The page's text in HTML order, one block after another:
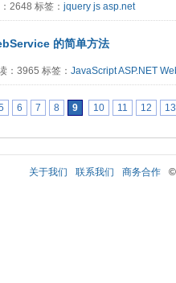
2648 标签： jquery js asp.net
的简单方法
：3965 标签： JavaScriptASP.NET
6 7 8 9 10 11 12 13
关于我们 联系我们 商务合作